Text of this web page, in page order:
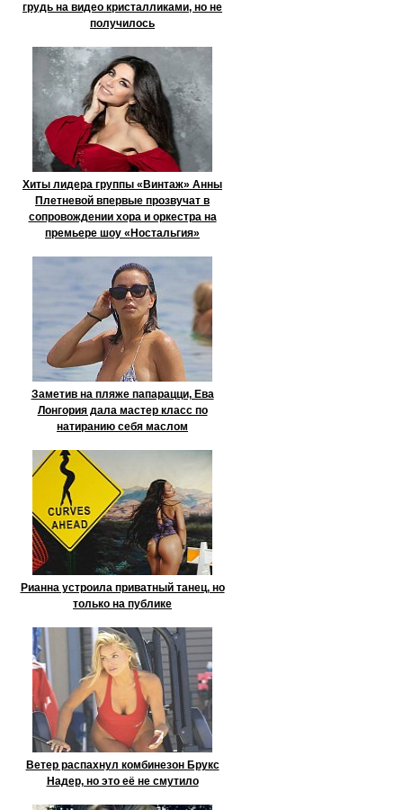
грудь на видео кристалликами, но не
получилось
Хиты лидера группы «Винтаж» Анны
Плетневой впервые прозвучат в
сопровождении хора и оркестра на
премьере шоу «Ностальгия»
Заметив на пляже папарацци, Ева
Лонгория дала мастер класс по
натиранию себя маслом
Рианна устроила приватный танец, но
только на публике
Ветер распахнул комбинезон Брукс
Надер, но это её не смутило